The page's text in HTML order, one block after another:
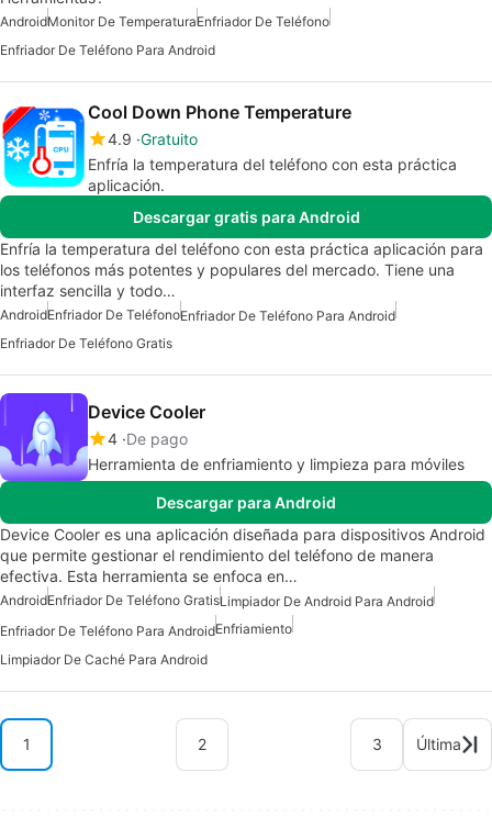
AndroidMonitor De TemperaturaEnfriador De Teléfono
Enfriador De Teléfono Para Android
Cool Down Phone Temperature
4.9 Gratuito
Enfría la temperatura del teléfono con esta práctica
aplicación.
Descargar gratis para Android
Enfría la temperatura del teléfono con esta práctica aplicación para
los teléfonos más potentes y populares del mercado. Tiene una
interfaz sencilla y todo…
AndroidEnfriador De TeléfonoEnfriador De Teléfono Para Android
Enfriador De Teléfono Gratis
Device Cooler
4 De pago
Herramienta de enfriamiento y limpieza para móviles
Descargar para Android
Device Cooler es una aplicación diseñada para dispositivos Android
que permite gestionar el rendimiento del teléfono de manera
efectiva. Esta herramienta se enfoca en…
AndroidEnfriador De Teléfono GratisLimpiador De Android Para Android
Enfriador De Teléfono Para AndroidEnfriamiento
Limpiador De Caché Para Android
1 2 3 Última